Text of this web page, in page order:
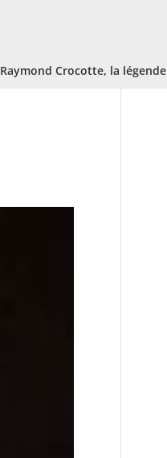
Raymond Crocotte, la légende